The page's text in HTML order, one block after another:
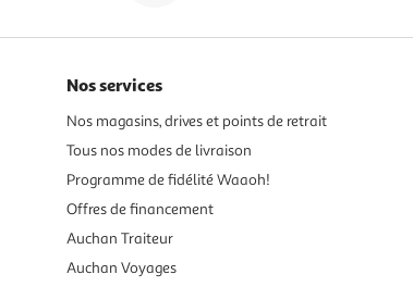
Nos services
Nos magasins, drives et points de retrait
Tous nos modes de livraison
Programme de fidélité Waaoh!
Offres de financement
Auchan Traiteur
Auchan Voyages